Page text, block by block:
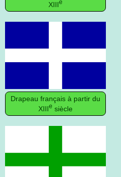
XIIIe
Drapeau français à partir du
XIIIe siècle